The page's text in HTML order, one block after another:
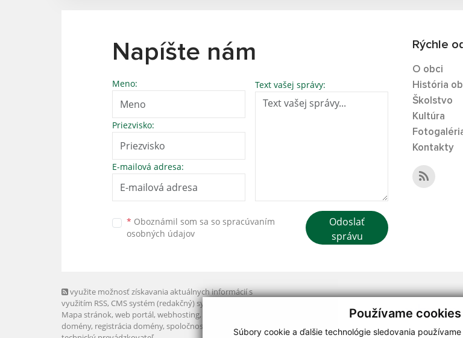
Používame cookies
Súbory cookie a ďalšie technológie sledovania
Napíšte nám
Meno:
Priezvisko:
E-mailová adresa:
Text vašej správy:
* Oboznámil som sa so spracúvaním
osobných údajov
Odoslať
správu
Rýchle
O obci
História
Školstvo
Kultúra
Kontakty
využite možnosť získavania aktuálnych informácií s
využitím RSS, CMS systém (redakčný) systém ECHELON 2,
Mapa stránok, web portál, webhosting,
domény, registrácia domény, spoločnosť webex.digital, s.r.o.
webdesign|